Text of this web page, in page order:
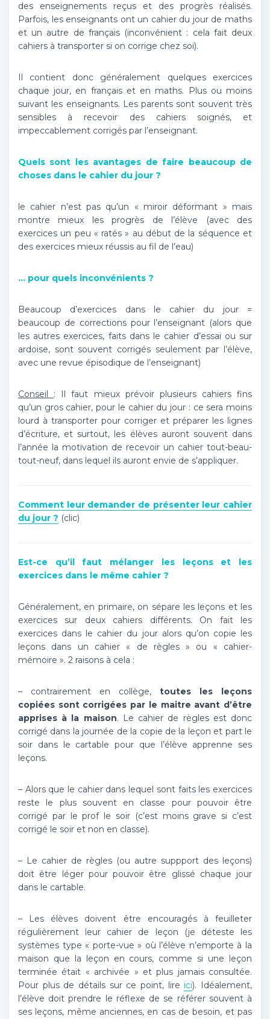
des enseignements reçus et des progrès réalisés.
Parfois, les enseignants ont un cahier du jour de maths
et un autre de français (inconvénient : cela fait deux
cahiers à transporter si on corrige chez soi).
Il contient donc généralement quelques exercices
chaque jour, en français et en maths. Plus ou moins
suivant les enseignants. Les parents sont souvent très
sensibles à recevoir des cahiers soignés, et
impeccablement corrigés par l’enseignant.
Quels sont les avantages de faire beaucoup de
choses dans le cahier du jour ?
le cahier n’est pas qu’un « miroir déformant » mais
montre mieux les progrès de l’élève (avec des
exercices un peu « ratés » au début de la séquence et
des exercices mieux réussis au fil de l’eau)
… pour quels inconvénients ?
Beaucoup d’exercices dans le cahier du jour =
beaucoup de corrections pour l’enseignant (alors que
les autres exercices, faits dans le cahier d’essai ou sur
ardoise, sont souvent corrigés seulement par l’élève,
avec une revue épisodique de l’enseignant)
Conseil : Il faut mieux prévoir plusieurs cahiers fins
qu’un gros cahier, pour le cahier du jour : ce sera moins
lourd à transporter pour corriger et préparer les lignes
d’écriture, et surtout, les élèves auront souvent dans
l’année la motivation de recevoir un cahier tout-beau-
tout-neuf, dans lequel ils auront envie de s’appliquer.
Comment leur demander de présenter leur cahier
du jour ? (clic)
Est-ce qu’il faut mélanger les leçons et les
exercices dans le même cahier ?
Généralement, en primaire, on sépare les leçons et les
exercices sur deux cahiers différents. On fait les
exercices dans le cahier du jour alors qu’on copie les
leçons dans un cahier « de règles » ou « cahier-
mémoire ». 2 raisons à cela :
– contrairement en collège, toutes les leçons
copiées sont corrigées par le maitre avant d’être
apprises à la maison. Le cahier de règles est donc
corrigé dans la journée de la copie de la leçon et part le
soir dans le cartable pour que l’élève apprenne ses
leçons.
– Alors que le cahier dans lequel sont faits les exercices
reste le plus souvent en classe pour pouvoir être
corrigé par le prof le soir (c’est moins grave si c’est
corrigé le soir et non en classe).
– Le cahier de règles (ou autre suppport des leçons)
doit être léger pour pouvoir être glissé chaque jour
dans le cartable.
– Les élèves doivent être encouragés à feuilleter
régulièrement leur cahier de leçon (je déteste les
systèmes type « porte-vue » où l’élève n’emporte à la
maison que la leçon en cours, comme si une leçon
terminée était « archivée » et plus jamais consultée.
Pour plus de détails sur ce point, lireici). Idéalement,
l’élève doit prendre le réflexe de se référer souvent à
ses leçons, même anciennes, en cas de besoin, et pas